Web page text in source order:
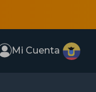
Mi Cuenta